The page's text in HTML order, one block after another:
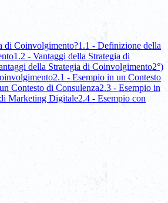
di Coinvolgimento?1.1 - Definizione della
1.2 - Vantaggi della Strategia di
della Strategia di Coinvolgimento2°)
2.1 - Esempio in un Contesto
Contesto di Consulenza2.3 - Esempio in
Marketing Digitale2.4 - Esempio con